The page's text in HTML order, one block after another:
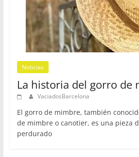
Noticias
La historia del gorro de
VaciadosBarcelona
El gorro de mimbre, también
de mimbre o canotier, es una pieza
perdurado